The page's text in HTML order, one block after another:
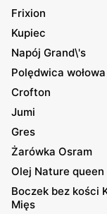
Frixion
Kupiec
Napój Grand\'s
Polędwica
Crofton
Jumi
Gres
Żarówka Osram
Olej Nature queen
Boczek bez kości
Mięs